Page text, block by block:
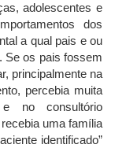
adolescentes e
dos
a qual pais e ou
Se os pais fossem
principalmente na
percebia muita
e no consultório
uma família
identificado”